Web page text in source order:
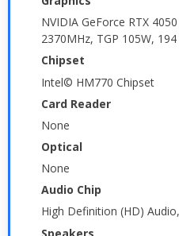
NVIDIA GeForce RTX
2370MHz, TGP 105W, 194
Chipset
Intel© HM770 Chipset
Card Reader
None
Optical
None
Audio Chip
High Definition (HD)
Speakers